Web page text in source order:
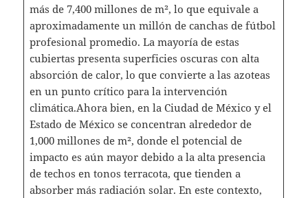
más de 7,400 millones de m², lo que equivale a
aproximadamente un millón de canchas de fútbol
profesional promedio. La mayoría de estas
cubiertas presenta superficies oscuras con alta
absorción de calor, lo que convierte a las azoteas
en un punto crítico para la intervención
climática.Ahora bien, en la Ciudad de México y el
Estado de México se concentran alrededor de
1,000 millones de m², donde el potencial de
impacto es aún mayor debido a la alta presencia
de techos en tonos terracota, que tienden a
absorber más radiación solar. En este contexto,